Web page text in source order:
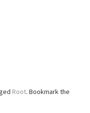
Root. Bookmark the